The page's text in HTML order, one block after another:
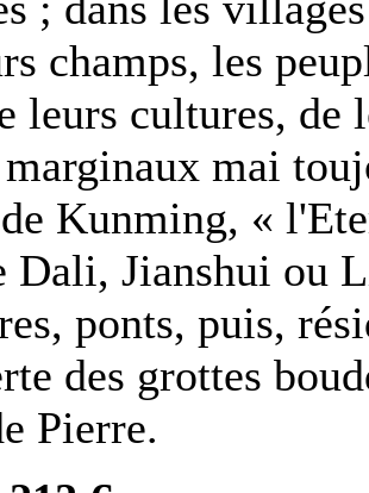
champs, les
leurs cultures, de
marginaux mai
Kunming, «
Dali, Jianshui ou
ponts, puis,
des grottes
Pierre.